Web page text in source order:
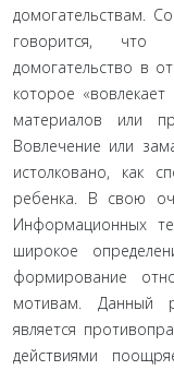
домогательствам.
говорится, что
домогательство в
которое
материалов или
Вовлечение или
истолковано, как
ребенка. В свою
Информационных
широкое
формирование
мотивам. Данный
является
действиями